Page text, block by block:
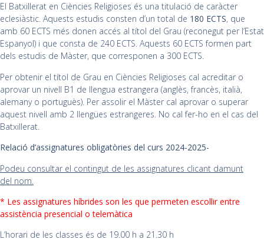
El Batxillerat en Ciències Religioses és una titulació de caràcter
eclesiàstic. Aquests estudis consten d’un total de 180 ECTS, que
amb 60 ECTS més donen accés al títol del Grau (reconegut per l’Estat
Espanyol) i que consta de 240 ECTS. Aquests 60 ECTS formen part
dels estudis de Màster, que corresponen a 300 ECTS.
Per obtenir el títol de Grau en Ciències Religioses cal acreditar o
aprovar un nivell B1 de llengua estrangera (anglès, francès, italià,
alemany o portuguès). Per assolir el Màster cal aprovar o superar
aquest nivell amb 2 llengües estrangeres. No cal fer-ho en el cas del
Batxillerat.
Relació d’assignatures obligatòries del curs 2024-2025-
Podeu consultar el contingut de les assignatures clicant damunt
del nom.
* Les assignatures híbrides son les que permeten escollir entre
assistència presencial o telemàtica
L’horari de les classes és de 19.00 h a 21.30 h